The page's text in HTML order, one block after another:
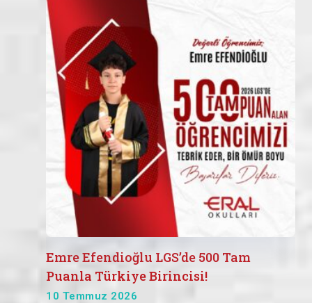
Emre Efendioğlu LGS’de 500 Tam
Puanla Türkiye Birincisi!
10 Temmuz 2026